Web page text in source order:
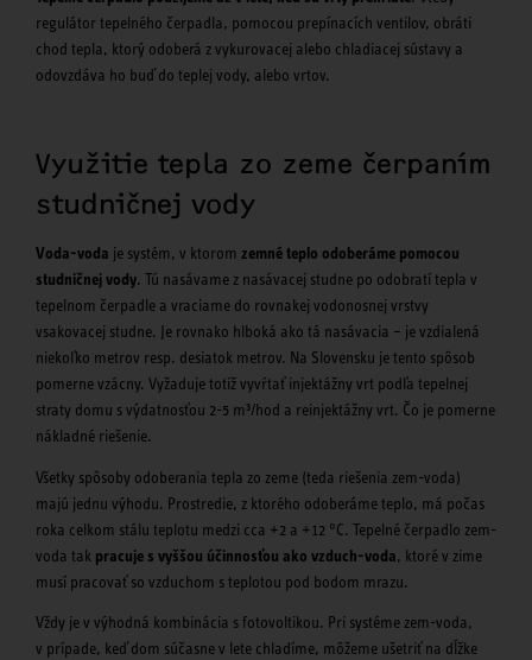
regulátor tepelného čerpadla, pomocou prepínacích ventilov, obráti
chod tepla, ktorý odoberá z vykurovacej alebo chladiacej sústavy a
odovzdáva ho buď do teplej vody, alebo vrtov.
Využitie tepla zo zeme čerpaním
studničnej vody
Voda-voda je systém, v ktorom zemné teplo odoberáme pomocou
studničnej vody. Tú nasávame z nasávacej studne po odobratí tepla v
tepelnom čerpadle a vraciame do rovnakej vodonosnej vrstvy
vsakovacej studne. Je rovnako hlboká ako tá nasávacia – je vzdialená
niekoľko metrov resp. desiatok metrov. Na Slovensku je tento spôsob
pomerne vzácny. Vyžaduje totiž vyvŕtať injektážny vrt podľa tepelnej
straty domu s výdatnosťou 2-5 m³/hod a reinjektážny vrt. Čo je pomerne
nákladné riešenie.
Všetky spôsoby odoberania tepla zo zeme (teda riešenia zem-voda)
majú jednu výhodu. Prostredie, z ktorého odoberáme teplo, má počas
roka celkom stálu teplotu medzi cca +2 a +12 °C. Tepelné čerpadlo zem-
voda tak pracuje s vyššou účinnosťou ako vzduch-voda, ktoré v zime
musí pracovať so vzduchom s teplotou pod bodom mrazu.
Vždy je v výhodná kombinácia s fotovoltikou. Pri systéme zem-voda,
v prípade, keď dom súčasne v lete chladíme, môžeme ušetriť na dĺžke